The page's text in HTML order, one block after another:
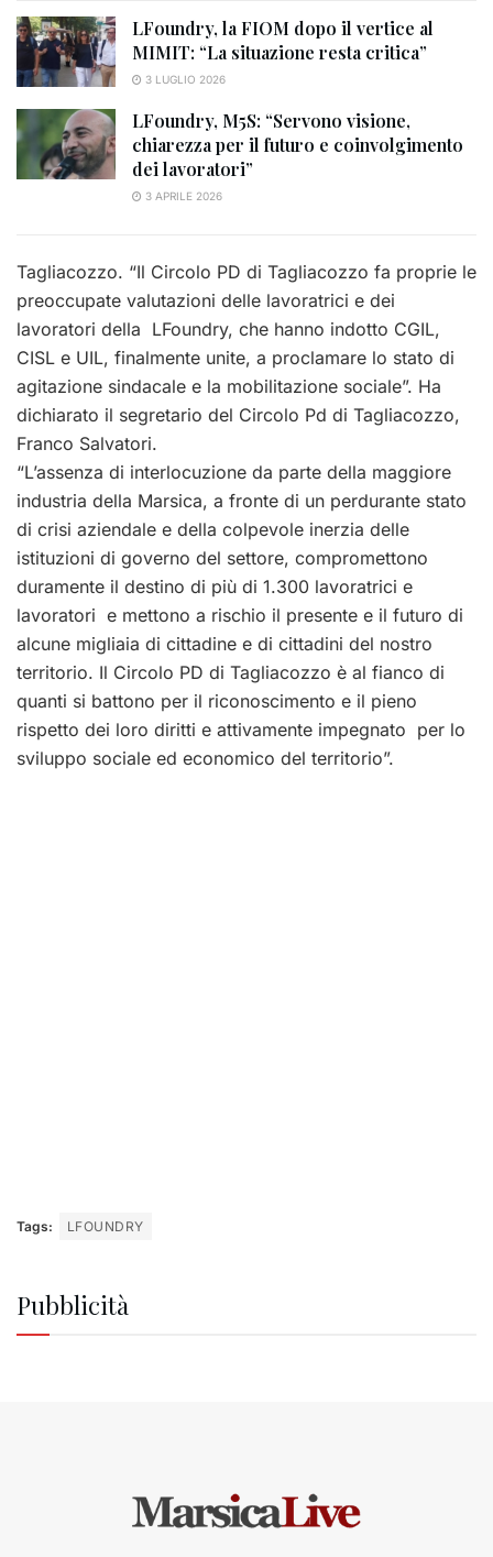
LFoundry, la FIOM dopo il vertice al
MIMIT: “La situazione resta critica”
3 LUGLIO 2026
LFoundry, M5S: “Servono visione,
chiarezza per il futuro e coinvolgimento
dei lavoratori”
3 APRILE 2026
Tagliacozzo. “Il Circolo PD di Tagliacozzo fa proprie le
preoccupate valutazioni delle lavoratrici e dei
lavoratori della LFoundry, che hanno indotto CGIL,
CISL e UIL, finalmente unite, a proclamare lo stato di
agitazione sindacale e la mobilitazione sociale”. Ha
dichiarato il segretario del Circolo Pd di Tagliacozzo,
Franco Salvatori.
“L’assenza di interlocuzione da parte della maggiore
industria della Marsica, a fronte di un perdurante stato
di crisi aziendale e della colpevole inerzia delle
istituzioni di governo del settore, compromettono
duramente il destino di più di 1.300 lavoratrici e
lavoratori e mettono a rischio il presente e il futuro di
alcune migliaia di cittadine e di cittadini del nostro
territorio. Il Circolo PD di Tagliacozzo è al fianco di
quanti si battono per il riconoscimento e il pieno
rispetto dei loro diritti e attivamente impegnato per lo
sviluppo sociale ed economico del territorio”.
Tags: LFOUNDRY
Pubblicità